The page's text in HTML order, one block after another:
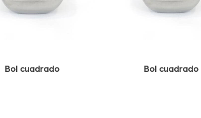
Bol cuadrado Bol cuadrado